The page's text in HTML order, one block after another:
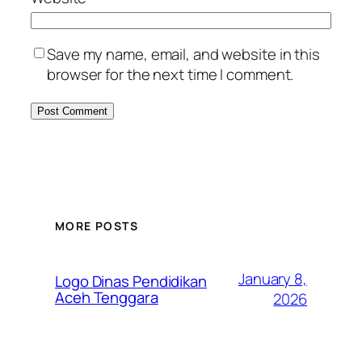
Save my name, email, and website in this
browser for the next time I comment.
MORE POSTS
Logo Dinas Pendidikan
Aceh Tenggara
January 8,
2026